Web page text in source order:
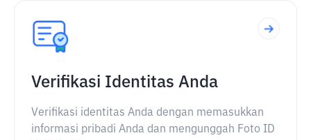
Verifikasi Identitas Anda
Verifikasi identitas Anda dengan memasukkan
informasi pribadi Anda dan mengunggah Foto ID